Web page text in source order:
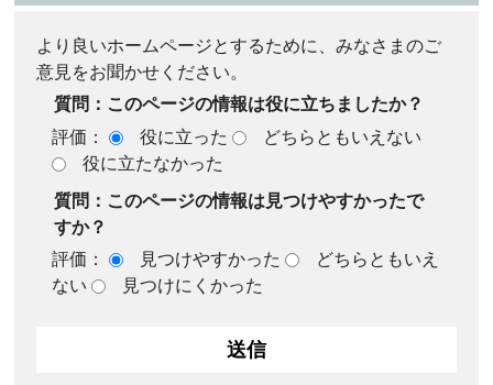
より良いホームページとするために、みなさまのご
意見をお聞かせください。
質問：このページの情報は役に立ちましたか？
評価：
役に立った
どちらともいえない
役に立たなかった
質問：このページの情報は見つけやすかったで
すか？
評価：
見つけやすかった
どちらともいえ
ない
見つけにくかった